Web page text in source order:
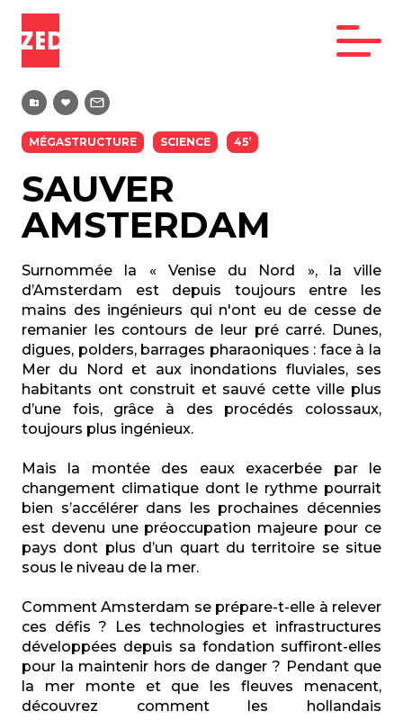
MÉGASTRUCTURE SCIENCE 45’
SAUVER
AMSTERDAM
Surnommée la « Venise du Nord », la ville
d’Amsterdam est depuis toujours entre les
mains des ingénieurs qui n'ont eu de cesse de
remanier les contours de leur pré carré. Dunes,
digues, polders, barrages pharaoniques : face à la
Mer du Nord et aux inondations fluviales, ses
habitants ont construit et sauvé cette ville plus
d’une fois, grâce à des procédés colossaux,
toujours plus ingénieux.
Mais la montée des eaux exacerbée par le
changement climatique dont le rythme pourrait
bien s’accélérer dans les prochaines décennies
est devenu une préoccupation majeure pour ce
pays dont plus d’un quart du territoire se situe
sous le niveau de la mer.
Comment Amsterdam se prépare-t-elle à relever
ces défis ? Les technologies et infrastructures
développées depuis sa fondation suffiront-elles
pour la maintenir hors de danger ? Pendant que
la mer monte et que les fleuves menacent,
découvrez comment les hollandais